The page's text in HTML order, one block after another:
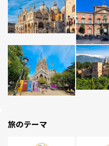
旅のテーマ